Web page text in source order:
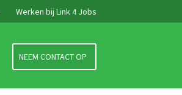
Werken bij Link 4 Jobs
NEEM CONTACT OP